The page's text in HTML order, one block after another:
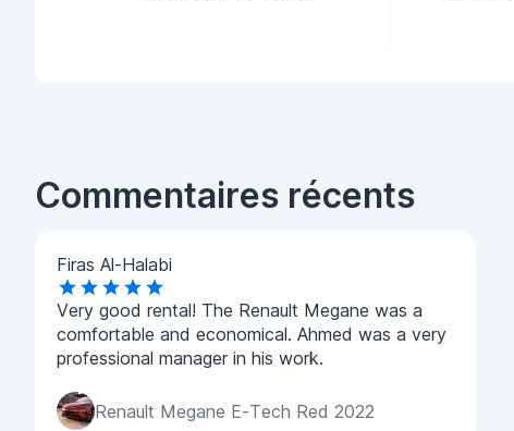
Commentaires récents
Firas Al-Halabi
Very good rental! The Renault Megane was a
comfortable and economical. Ahmed was a very
professional manager in his work.
Renault Megane E-Tech Red 2022